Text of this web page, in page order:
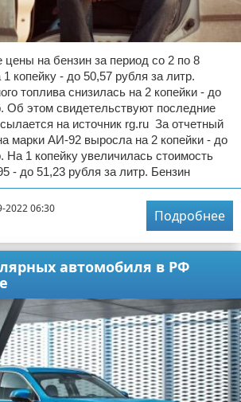
на бензин за период со 2 по 8
копейку - до 50,57 рубля за литр.
топлива снизилась на 2 копейки - до
Об этом свидетельствуют последние
на источник rg.ru За отчетный
марки АИ-92 выросла на 2 копейки - до
На 1 копейку увеличилась стоимость
- до 51,23 рубля за литр. Бензин
2022 06:30
Подробнее
автомобиля в РФ